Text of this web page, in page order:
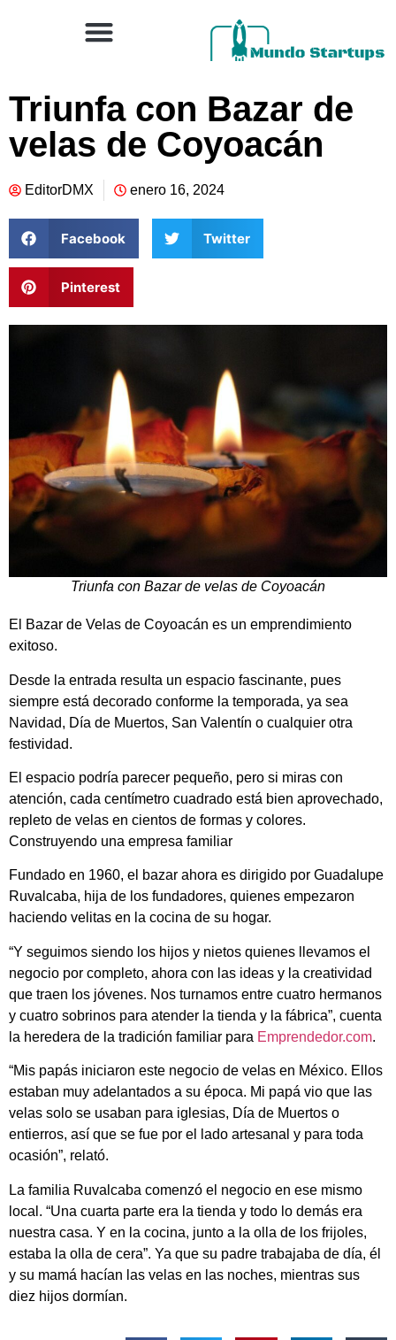
Triunfa con Bazar de
velas de Coyoacán
EditorDMX enero 16, 2024
Facebook Twitter
Pinterest
Triunfa con Bazar de velas de Coyoacán
El Bazar de Velas de Coyoacán es un emprendimiento
exitoso.
Desde la entrada resulta un espacio fascinante, pues
siempre está decorado conforme la temporada, ya sea
Navidad, Día de Muertos, San Valentín o cualquier otra
festividad.
El espacio podría parecer pequeño, pero si miras con
atención, cada centímetro cuadrado está bien aprovechado,
repleto de velas en cientos de formas y colores.
Construyendo una empresa familiar
Fundado en 1960, el bazar ahora es dirigido por Guadalupe
Ruvalcaba, hija de los fundadores, quienes empezaron
haciendo velitas en la cocina de su hogar.
“Y seguimos siendo los hijos y nietos quienes llevamos el
negocio por completo, ahora con las ideas y la creatividad
que traen los jóvenes. Nos turnamos entre cuatro hermanos
y cuatro sobrinos para atender la tienda y la fábrica”, cuenta
la heredera de la tradición familiar para Emprendedor.com.
“Mis papás iniciaron este negocio de velas en México. Ellos
estaban muy adelantados a su época. Mi papá vio que las
velas solo se usaban para iglesias, Día de Muertos o
entierros, así que se fue por el lado artesanal y para toda
ocasión”, relató.
La familia Ruvalcaba comenzó el negocio en ese mismo
local. “Una cuarta parte era la tienda y todo lo demás era
nuestra casa. Y en la cocina, junto a la olla de los frijoles,
estaba la olla de cera”. Ya que su padre trabajaba de día, él
y su mamá hacían las velas en las noches, mientras sus
diez hijos dormían.